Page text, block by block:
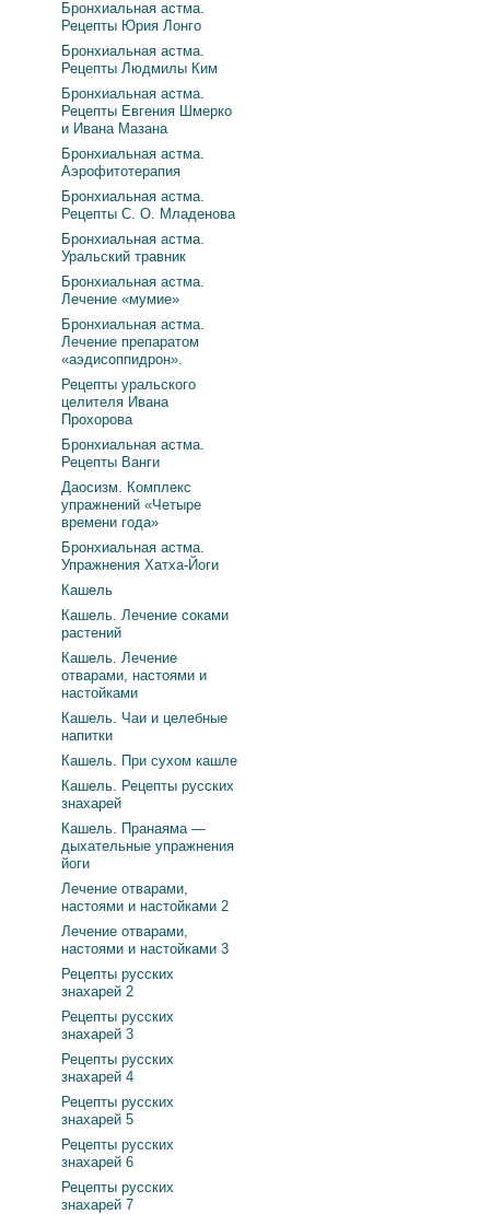
Бронхиальная астма.
Рецепты Юрия Лонго
Бронхиальная астма.
Рецепты Людмилы Ким
Бронхиальная астма.
Рецепты Евгения Шмерко
и Ивана Мазана
Бронхиальная астма.
Аэрофитотерапия
Бронхиальная астма.
Рецепты С. О. Младенова
Бронхиальная астма.
Уральский травник
Бронхиальная астма.
Лечение «мумие»
Бронхиальная астма.
Лечение препаратом
«аэдисоппидрон».
Рецепты уральского
целителя Ивана
Прохорова
Бронхиальная астма.
Рецепты Ванги
Даосизм. Комплекс
упражнений «Четыре
времени года»
Бронхиальная астма.
Упражнения Хатха-Йоги
Кашель
Кашель. Лечение соками
растений
Кашель. Лечение
отварами, настоями и
настойками
Кашель. Чаи и целебные
напитки
Кашель. При сухом кашле
Кашель. Рецепты русских
знахарей
Кашель. Пранаяма —
дыхательные упражнения
йоги
Лечение отварами,
настоями и настойками 2
Лечение отварами,
настоями и настойками 3
Рецепты русских
знахарей 2
Рецепты русских
знахарей 3
Рецепты русских
знахарей 4
Рецепты русских
знахарей 5
Рецепты русских
знахарей 6
Рецепты русских
знахарей 7